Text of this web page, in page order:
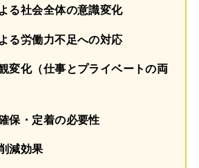
る社会全体の意識変化
る労働力不足への対応
変化（仕事とプライベートの両
保・定着の必要性
減効果